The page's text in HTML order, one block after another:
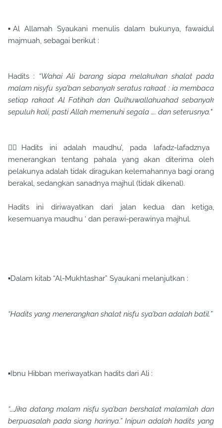
▪Al Allamah Syaukani menulis dalam bukunya, fawaidul
majmuah, sebagai berikut :
Hadits : “Wahai Ali barang siapa melakukan shalat pada
malam nisyfu sya’ban sebanyak seratus rakaat : ia membaca
setiap rakaat Al Fatihah dan Qulhuwallahuahad sebanyak
sepuluh kali, pasti Allah memenuhi segala …. dan seterusnya."
👉🏽Hadits ini adalah maudhu’, pada lafadz-lafadznya
menerangkan tentang pahala yang akan diterima oleh
pelakunya adalah tidak diragukan kelemahannya bagi orang
berakal, sedangkan sanadnya majhul (tidak dikenal).
Hadits ini diriwayatkan dari jalan kedua dan ketiga,
kesemuanya maudhu ‘ dan perawi-perawinya majhul.
▪Dalam kitab “Al-Mukhtashar” Syaukani melanjutkan :
“Hadits yang menerangkan shalat nisfu sya’ban adalah batil.”
▪Ibnu Hibban meriwayatkan hadits dari Ali :
“…Jika datang malam nisfu sya’ban bershalat malamlah dan
berpuasalah pada siang harinya.” Inipun adalah hadits yang